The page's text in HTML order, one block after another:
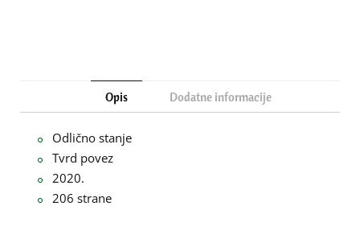
Opis Dodatne informacije
Odlično stanje
Tvrd povez
2020.
206 strane